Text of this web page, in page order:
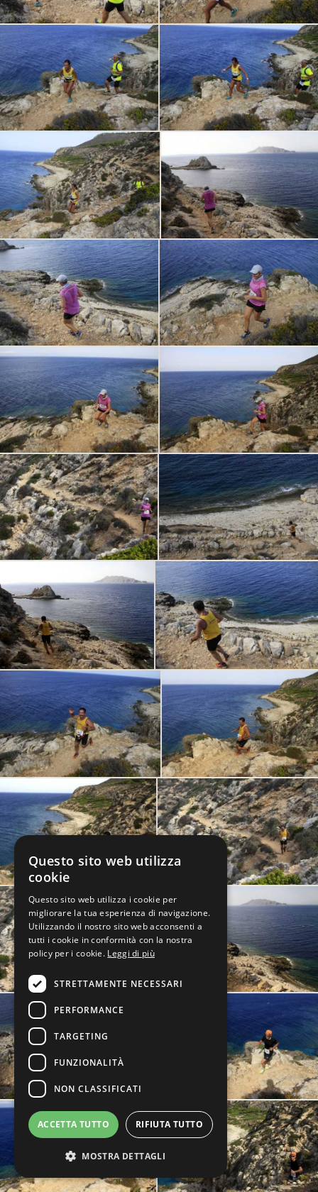
Questo sito web utilizza
cookie
Questo sito web utilizza i cookie per
migliorare la tua esperienza di navigazione.
Utilizzando il nostro sito web acconsenti a
tutti i cookie in conformità con la nostra
policy per i cookie. Leggi di più
STRETTAMENTE NECESSARI
PERFORMANCE
TARGETING
FUNZIONALITÀ
NON CLASSIFICATI
ACCETTA TUTTO RIFIUTA TUTTO
MOSTRA DETTAGLI